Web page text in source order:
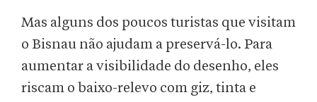
Mas alguns dos poucos turistas que visitam
o Bisnau não ajudam a preservá-lo. Para
aumentar a visibilidade do desenho, eles
riscam o baixo-relevo com giz, tinta e